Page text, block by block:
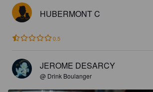
HUBERMONT C
0.5
JEROME DESARCY
@ Drink Boulanger